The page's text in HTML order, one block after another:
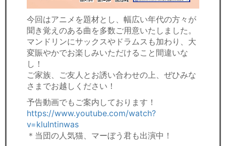
今回はアニメを題材とし、幅広い年代の方々が
聞き覚えのある曲を多数ご用意いたしました。
マンドリンにサックスやドラムスも加わり、大
変賑やかでお楽しみいただけること間違いな
し！
ご家族、ご友人とお誘い合わせの上、ぜひみな
さまでお越しください！
予告動画でもご案内しております！
https://www.youtube.com/watch?
v=kluIntinwas
＊当団の人気猫、マーぼう君も出演中！